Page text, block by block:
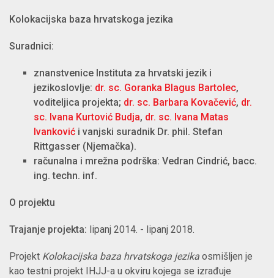
Kolokacijska baza hrvatskoga jezika
Suradnici:
znanstvenice Instituta za hrvatski jezik i
jezikoslovlje: dr. sc. Goranka Blagus Bartolec,
voditeljica projekta; dr. sc. Barbara Kovačević, dr.
sc. Ivana Kurtović Budja, dr. sc. Ivana Matas
Ivanković i vanjski suradnik Dr. phil. Stefan
Rittgasser (Njemačka).
računalna i mrežna podrška: Vedran Cindrić, bacc.
ing. techn. inf.
O projektu
Trajanje projekta: lipanj 2014. - lipanj 2018.
Projekt Kolokacijska baza hrvatskoga jezika osmišljen je
kao testni projekt IHJJ-a u okviru kojega se izrađuje